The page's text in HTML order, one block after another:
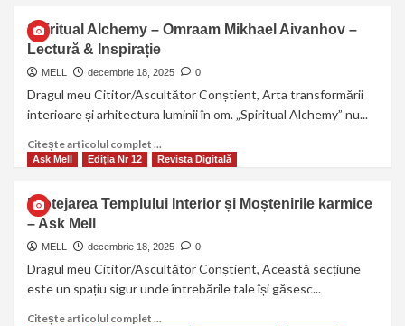
Spiritual Alchemy – Omraam Mikhael Aivanhov –
Lectură & Inspirație
MELL decembrie 18, 2025 0
Dragul meu Cititor/Ascultător Conștient, Arta transformării
interioare și arhitectura luminii în om. „Spiritual Alchemy” nu...
Citește articolul complet ...
Ask Mell Ediția Nr 12 Revista Digitală
Protejarea Templului Interior și Moștenirile karmice
– Ask Mell
MELL decembrie 18, 2025 0
Dragul meu Cititor/Ascultător Conștient, Această secțiune
este un spațiu sigur unde întrebările tale își găsesc...
Citește articolul complet ...